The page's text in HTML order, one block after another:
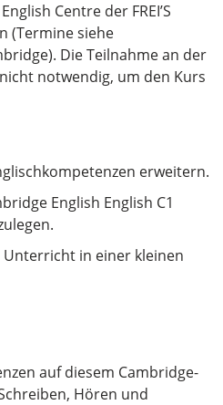
Centre der FREI’S
(Termine siehe
Die Teilnahme an der
notwendig, um den Kurs
erweitern.
English English C1
Unterricht in einer kleinen
auf diesem Cambridge-
Hören und